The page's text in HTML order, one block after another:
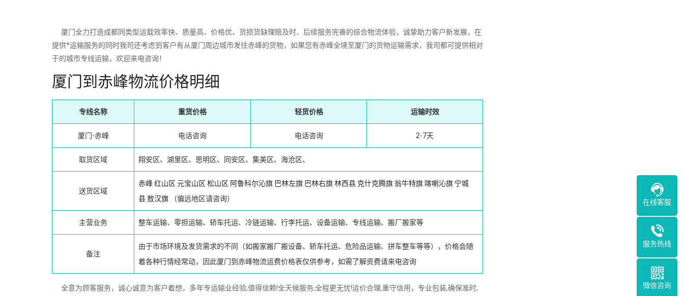
厦门全力打造成都同类型运载效率快、质量高、价格优、货损货缺理赔及时、后续服务完善的综合物流体验，诚挚助力客户新发展，在
提供*运输服务的同时我司还考虑到客户有从厦门周边城市发往赤峰的货物，如果您有赤峰全境至厦门的货物运输需求，我司都可提供相对
于的城市专线运输，欢迎来电咨询！
厦门到赤峰物流价格明细
专线名称 重货价格 轻货价格 运输时效
厦门-赤峰 电话咨询 电话咨询 2-7天
取货区域 翔安区、湖里区、思明区、同安区、集美区、海沧区、
送货区域
赤峰红山区 元宝山区 松山区 阿鲁科尔沁旗 巴林左旗 巴林右旗林西县 克什克腾旗翁牛特旗 喀喇沁旗 宁城
县敖汉旗 （偏远地区请咨询）
主营业务 整车运输、零担运输、轿车托运、冷链运输、行李托运、设备运输、专线运输、搬厂搬家等
备注
由于市场环境及发货需求的不同（如搬家搬厂搬设备、轿车托运、危险品运输、拼车整车等等），价格会随
着各种行情经常动，因此厦门到赤峰物流运费价格表仅供参考，如需了解资费请来电咨询
全意为顾客服务，诚心诚意为客户着想，多年专运输业经验,值得信赖!全天候服务,全程更无忧!运价合理,重守信用，专业包装,确保准时,
在线客服
服务热线
微信咨询